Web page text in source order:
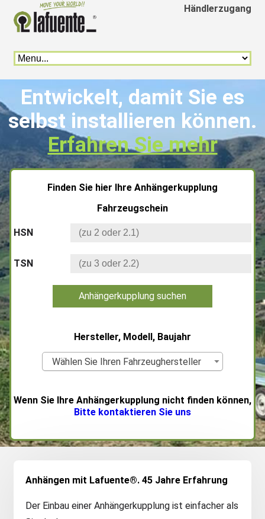
Händlerzugang
Entwickelt, damit Sie es
selbst installieren können.
Erfahren Sie mehr
Finden Sie hier Ihre Anhängerkupplung
Fahrzeugschein
HSN
TSN
Anhängerkupplung suchen
Hersteller, Modell, Baujahr
Wählen Sie Ihren Fahrzeughersteller
Wenn Sie Ihre Anhängerkupplung nicht finden können,
Bitte kontaktieren Sie uns
Anhängen mit Lafuente®. 45 Jahre Erfahrung
Der Einbau einer Anhängerkupplung ist einfacher als